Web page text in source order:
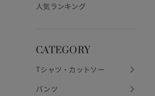
人気ランキング
CATEGORY
Tシャツ・カットソー
パンツ